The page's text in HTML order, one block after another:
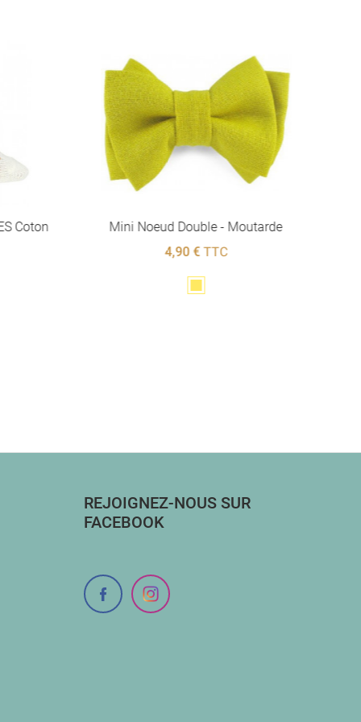
Coton
Mini Noeud Double - Moutarde
4,90 €TTC
Jaune
REJOIGNEZ-NOUS SUR
FACEBOOK